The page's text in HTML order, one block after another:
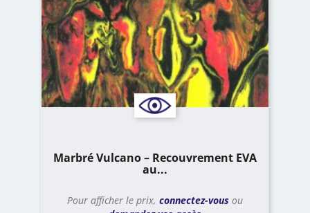
Marbré Vulcano – Recouvrement EVA
au...
Pour afficher le prix, connectez-vous ou